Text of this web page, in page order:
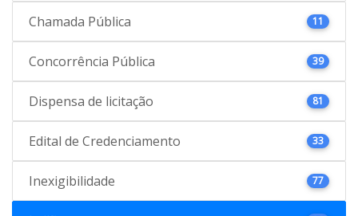
Chamada Pública 11
Concorrência Pública 39
Dispensa de licitação 81
Edital de Credenciamento 33
Inexigibilidade 77